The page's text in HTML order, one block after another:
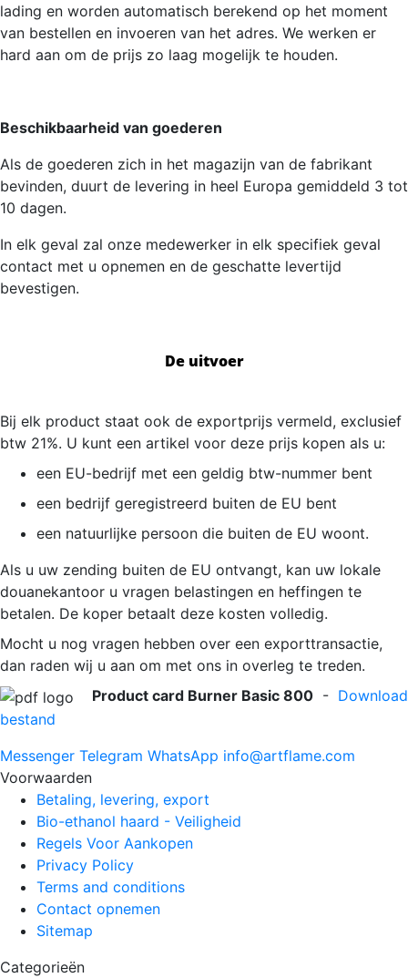
lading en worden automatisch berekend op het moment
van bestellen en invoeren van het adres. We werken er
hard aan om de prijs zo laag mogelijk te houden.
Beschikbaarheid van goederen
Als de goederen zich in het magazijn van de fabrikant
bevinden, duurt de levering in heel Europa gemiddeld 3 tot
10 dagen.
In elk geval zal onze medewerker in elk specifiek geval
contact met u opnemen en de geschatte levertijd
bevestigen.
De uitvoer
Bij elk product staat ook de exportprijs vermeld, exclusief
btw 21%. U kunt een artikel voor deze prijs kopen als u:
een EU-bedrijf met een geldig btw-nummer bent
een bedrijf geregistreerd buiten de EU bent
een natuurlijke persoon die buiten de EU woont.
Als u uw zending buiten de EU ontvangt, kan uw lokale
douanekantoor u vragen belastingen en heffingen te
betalen. De koper betaalt deze kosten volledig.
Mocht u nog vragen hebben over een exporttransactie,
dan raden wij u aan om met ons in overleg te treden.
Product card Burner Basic 800 - Download
bestand
Messenger Telegram WhatsApp info@artflame.com
Voorwaarden
Betaling, levering, export
Bio-ethanol haard - Veiligheid
Regels Voor Aankopen
Privacy Policy
Terms and conditions
Contact opnemen
Sitemap
Categorieën